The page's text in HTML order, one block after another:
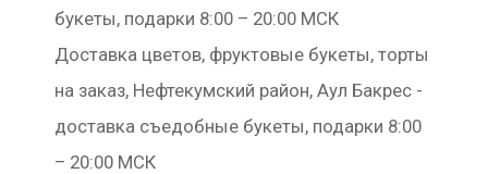
букеты, подарки 8:00 – 20:00 МСК
Доставка цветов, фруктовые букеты, торты
на заказ, Нефтекумский район, Аул Бакрес -
доставка съедобные букеты, подарки 8:00
– 20:00 МСК